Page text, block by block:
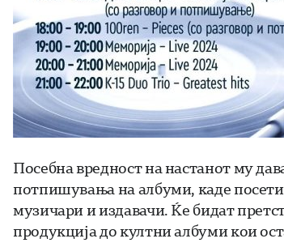
Посебна вредност на настанот му
потпишувања на албуми, каде
музичари и издавачи. Ќе бидат
продукција до култни албуми кои